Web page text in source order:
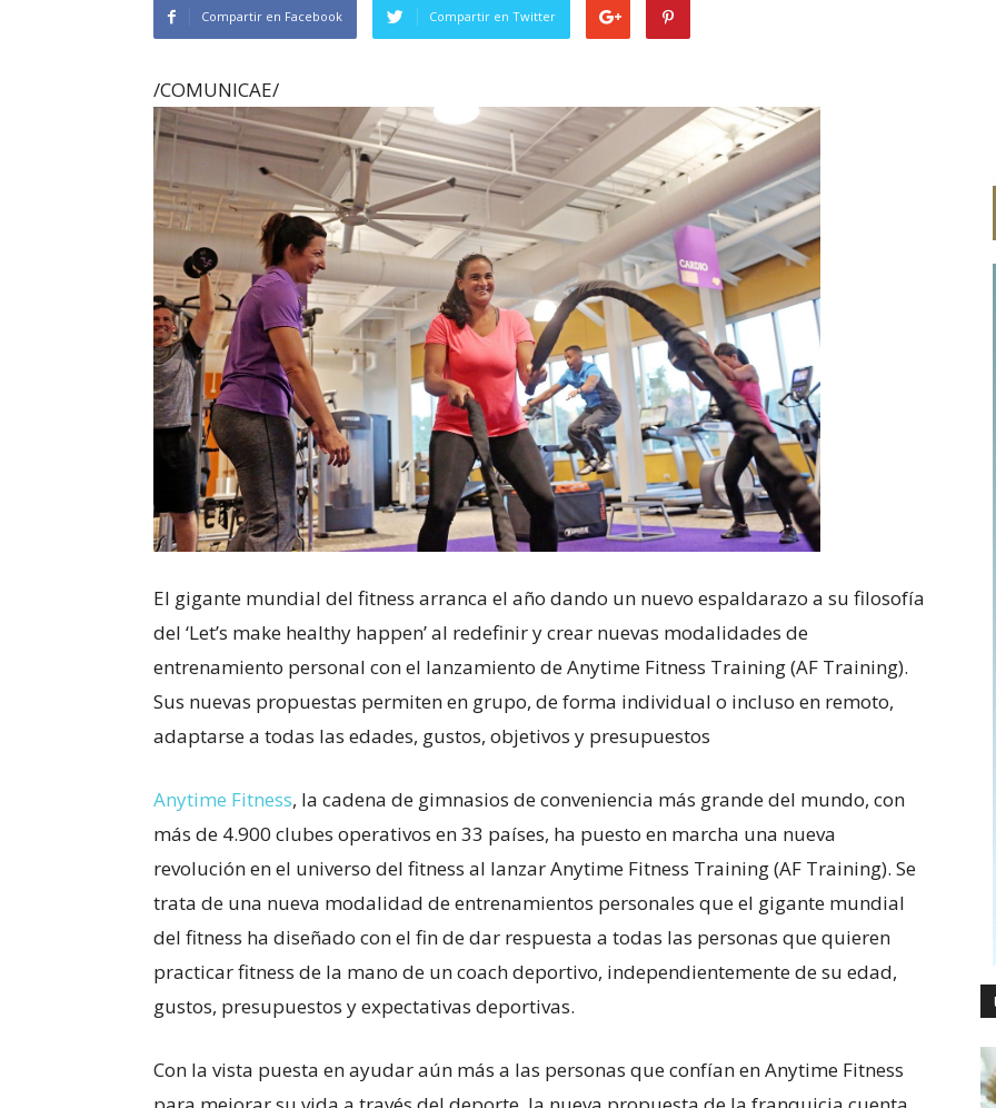
Compartir en Facebook Compartir en Twitter
/COMUNICAE/
El gigante mundial del fitness arranca el año dando un nuevo espaldarazo a su filosofía
del ‘Let’s make healthy happen’ al redefinir y crear nuevas modalidades de
entrenamiento personal con el lanzamiento de Anytime Fitness Training (AF Training).
Sus nuevas propuestas permiten en grupo, de forma individual o incluso en remoto,
adaptarse a todas las edades, gustos, objetivos y presupuestos
Anytime Fitness, la cadena de gimnasios de conveniencia más grande del mundo, con
más de 4.900 clubes operativos en 33 países, ha puesto en marcha una nueva
revolución en el universo del fitness al lanzar Anytime Fitness Training (AF Training). Se
trata de una nueva modalidad de entrenamientos personales que el gigante mundial
del fitness ha diseñado con el fin de dar respuesta a todas las personas que quieren
practicar fitness de la mano de un coach deportivo, independientemente de su edad,
gustos, presupuestos y expectativas deportivas.
Con la vista puesta en ayudar aún más a las personas que confían en Anytime Fitness